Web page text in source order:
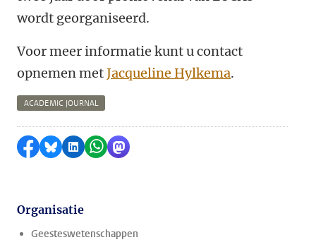
wordt georganiseerd.
Voor meer informatie kunt u contact
opnemen metJacqueline Hylkema.
ACADEMIC JOURNAL
Delen op Facebook
Delen via Bluesky
Delen op LinkedIn
Delen via WhatsApp
Delen via Mastodon
Organisatie
Geesteswetenschappen